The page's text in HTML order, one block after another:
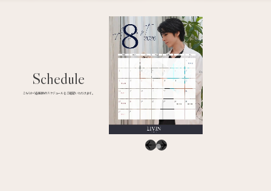
Schedule
こちらから各医師のスケジュールをご確認いただけます。